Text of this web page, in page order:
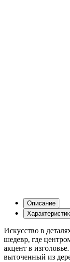
Описание
Искусство в
шедевр, где
акцент в
выточенный из